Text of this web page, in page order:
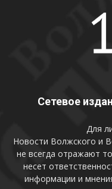
Сетевое
Для
Новости Волжского и
не всегда отражают
несет
информации и